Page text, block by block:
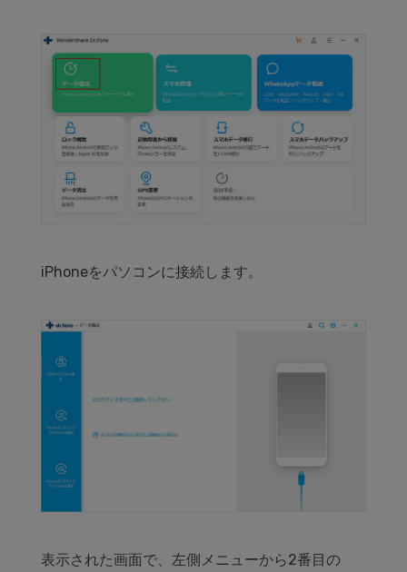
iPhoneをパソコンに接続します。
表示された画面で、左側メニューから2番目の